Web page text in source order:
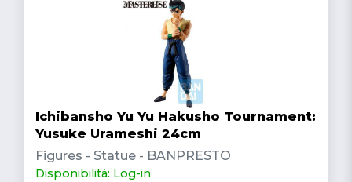
Ichibansho Yu Yu Hakusho Tournament:
Yusuke Urameshi 24cm
Figures - Statue - BANPRESTO
Disponibilità: Log-in